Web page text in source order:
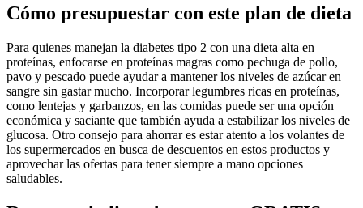
Cómo presupuestar con este plan de dieta
Para quienes manejan la diabetes tipo 2 con una dieta alta en
proteínas, enfocarse en proteínas magras como pechuga de pollo,
pavo y pescado puede ayudar a mantener los niveles de azúcar en
sangre sin gastar mucho. Incorporar legumbres ricas en proteínas,
como lentejas y garbanzos, en las comidas puede ser una opción
económica y saciante que también ayuda a estabilizar los niveles de
glucosa. Otro consejo para ahorrar es estar atento a los volantes de
los supermercados en busca de descuentos en estos productos y
aprovechar las ofertas para tener siempre a mano opciones
saludables.